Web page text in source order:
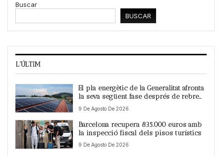
Buscar
BUSCAR
L'ÚLTIM
El pla energètic de la Generalitat afronta
la seva següent fase després de rebre
12.143 al·legacions
9 De Agosto De 2026
Barcelona recupera 835.000 euros amb
la inspecció fiscal dels pisos turístics
9 De Agosto De 2026